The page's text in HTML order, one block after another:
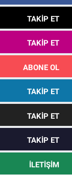
TAKIP ET
TAKIP ET
ABONE OL
TAKIP ET
TAKIP ET
TAKIP ET
İLETIŞIM